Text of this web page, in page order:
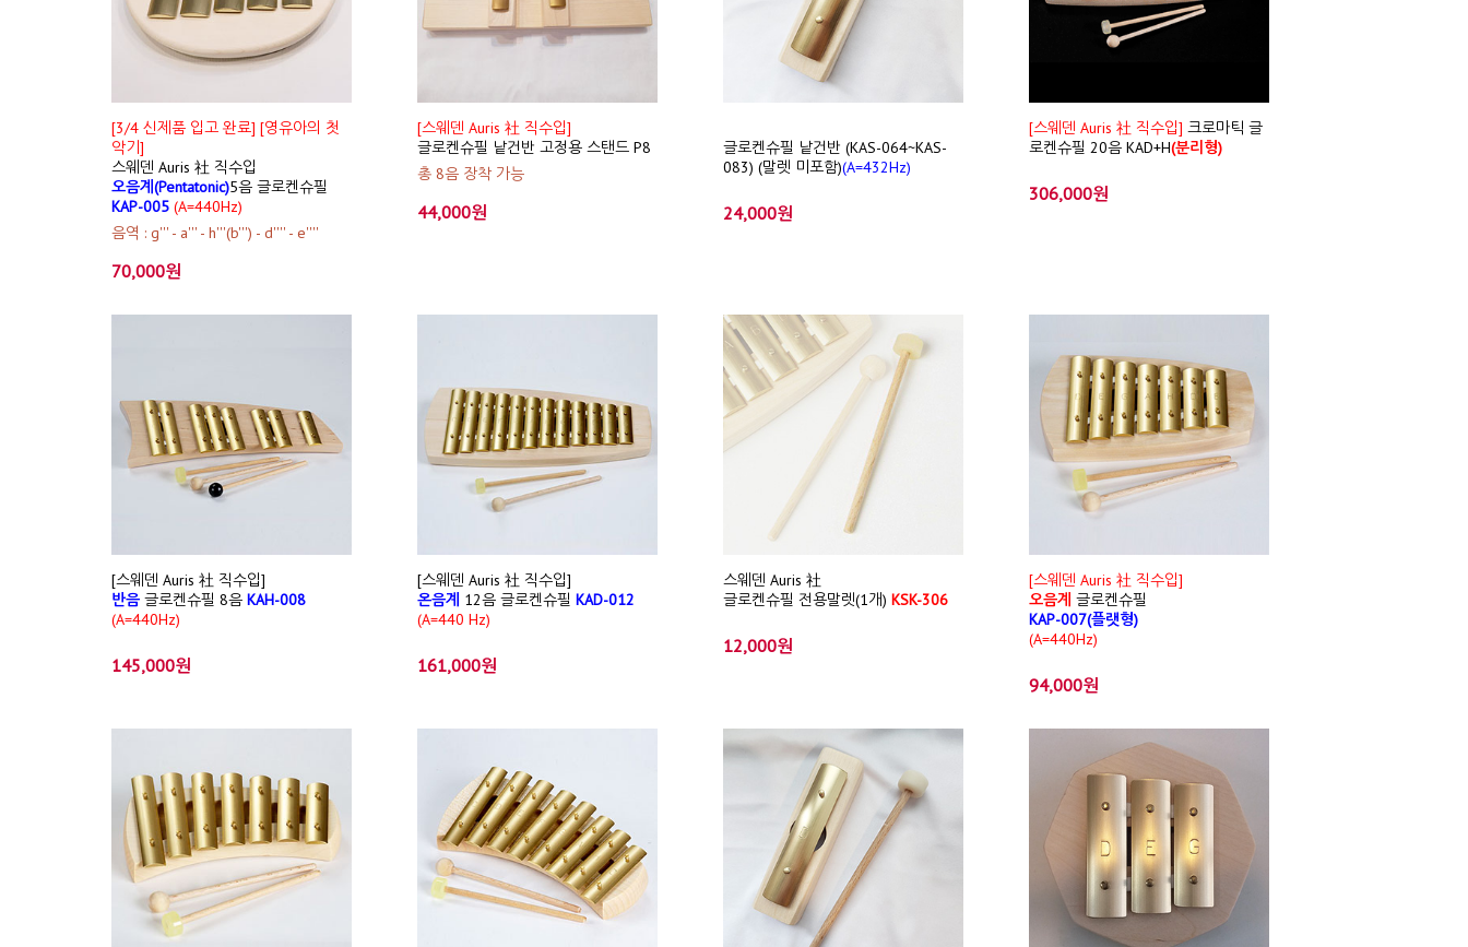
[3/4 신제품 입고 완료] [영유아의 첫
악기]
스웨덴 Auris 社 직수입
오음계(Pentatonic)5음 글로켄슈필
KAP-005 (A=440Hz)
음역 : g''' - a''' - h'''(b''') - d'''' - e''''
70,000원
[스웨덴 Auris 社 직수입]
글로켄슈필 낱건반 고정용 스탠드 P8
총 8음 장착 가능
44,000원
글로켄슈필 낱건반 (KAS-064~KAS-
083) (말렛 미포함)(A=432Hz)
24,000원
[스웨덴 Auris 社 직수입] 크로마틱 글
로켄슈필 20음 KAD+H(분리형)
306,000원
[스웨덴 Auris 社 직수입]
반음 글로켄슈필 8음 KAH-008
(A=440Hz)
145,000원
[스웨덴 Auris 社 직수입]
온음계 12음 글로켄슈필 KAD-012
(A=440 Hz)
161,000원
스웨덴 Auris 社
글로켄슈필 전용말렛(1개) KSK-306
12,000원
[스웨덴 Auris 社 직수입]
오음계 글로켄슈필
KAP-007(플랫형)
(A=440Hz)
94,000원